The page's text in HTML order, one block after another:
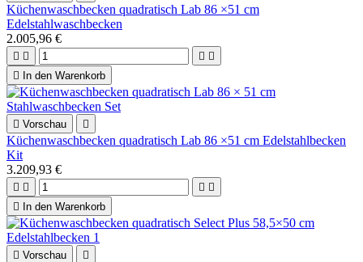
Küchenwaschbecken quadratisch Lab 86 ×51 cm
Edelstahlwaschbecken
2.005,96 €
   

In den Warenkorb
 Vorschau 
Küchenwaschbecken quadratisch Lab 86 ×51 cm Edelstahlbecken
Kit
3.209,93 €
   

In den Warenkorb
 Vorschau 